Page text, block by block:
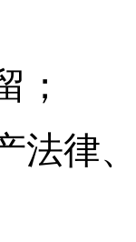
；
法律